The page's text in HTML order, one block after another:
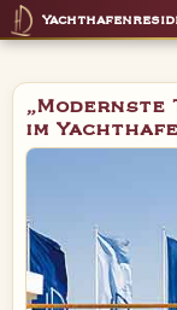
„Modernste
im